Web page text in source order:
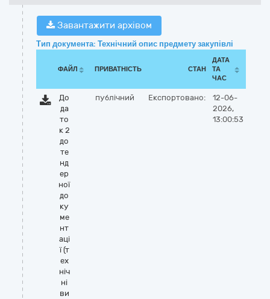
Завантажити архівом
Тип документа: Технічний опис предмету закупівлі
ФАЙЛ ПРИВАТНІСТЬ СТАН
ДАТА
ТА
ЧАС
До
да
то
к 2
до
те
нд
ер
ної
до
ку
ме
нт
аці
ї (т
ех
ніч
ні
ви
публічний Експортовано:
12-06-
2026,
13:00:53